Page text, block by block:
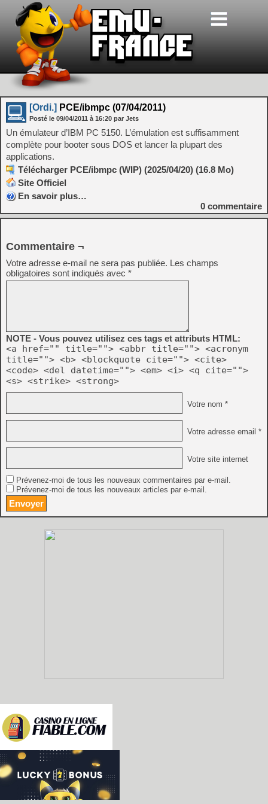
[Ordi.] PCE/ibmpc (07/04/2011)
Posté le 09/04/2011 à 16:20 par Jets
Un émulateur d’IBM PC 5150. L’émulation est suffisamment
complète pour booter sous DOS et lancer la plupart des
applications.
Télécharger PCE/ibmpc (WIP) (2025/04/20) (16.8 Mo)
Site Officiel
En savoir plus…
0 commentaire
Commentaire ¬
Votre adresse e-mail ne sera pas publiée. Les champs
obligatoires sont indiqués avec *
NOTE - Vous pouvez utilisez ces tags et attributs HTML:
<a href="" title=""> <abbr title=""> <acronym
title=""> <b> <blockquote cite=""> <cite>
<code> <del datetime=""> <em> <i> <q cite="">
<s> <strike> <strong>
Votre nom *
Votre adresse email *
Votre site internet
Prévenez-moi de tous les nouveaux commentaires par e-mail.
Prévenez-moi de tous les nouveaux articles par e-mail.